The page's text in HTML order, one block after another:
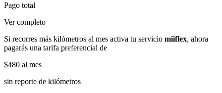
Pago total
Ver completo
Si recorres más kilómetros al mes activa tu servicio miiflex, ahora
pagarás una tarifa preferencial de
$480 al mes
sin reporte de kilómetros